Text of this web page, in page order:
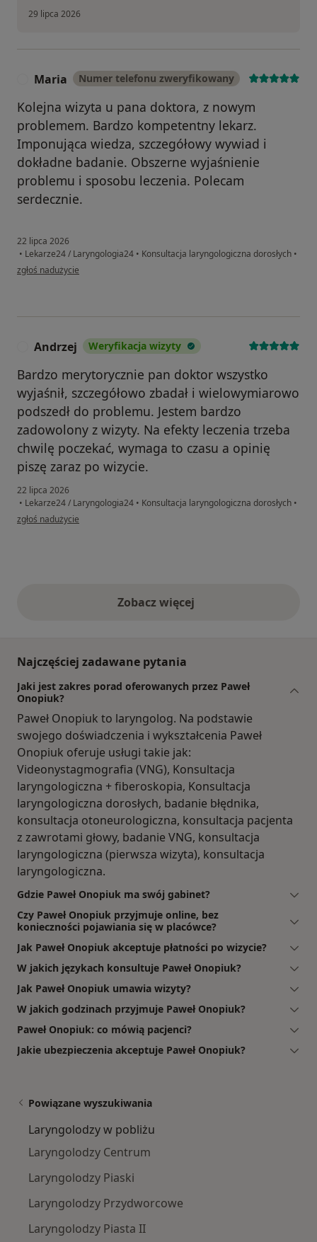
29 lipca 2026
Maria Numer telefonu zweryfikowany
Kolejna wizyta u pana doktora, z nowym
problemem. Bardzo kompetentny lekarz.
Imponująca wiedza, szczegółowy wywiad i
dokładne badanie. Obszerne wyjaśnienie
problemu i sposobu leczenia. Polecam
serdecznie.
22 lipca 2026
• Lekarze24 / Laryngologia24 • Konsultacja laryngologiczna dorosłych •
w opinii użytkownika Maria
zgłoś nadużycie
Andrzej Weryfikacja wizyty
Bardzo merytorycznie pan doktor wszystko
wyjaśnił, szczegółowo zbadał i wielowymiarowo
podszedł do problemu. Jestem bardzo
zadowolony z wizyty. Na efekty leczenia trzeba
chwilę poczekać, wymaga to czasu a opinię
piszę zaraz po wizycie.
22 lipca 2026
• Lekarze24 / Laryngologia24 • Konsultacja laryngologiczna dorosłych •
w opinii użytkownika Andrzej
zgłoś nadużycie
Zobacz więcejopinie powyżej
Najczęściej zadawane pytania
Jaki jest zakres porad oferowanych przez Paweł
Onopiuk?
Paweł Onopiuk to laryngolog. Na podstawie
swojego doświadczenia i wykształcenia Paweł
Onopiuk oferuje usługi takie jak:
Videonystagmografia (VNG), Konsultacja
laryngologiczna + fiberoskopia, Konsultacja
laryngologiczna dorosłych, badanie błędnika,
konsultacja otoneurologiczna, konsultacja pacjenta
z zawrotami głowy, badanie VNG, konsultacja
laryngologiczna (pierwsza wizyta), konsultacja
laryngologiczna.
Gdzie Paweł Onopiuk ma swój gabinet?
Czy Paweł Onopiuk przyjmuje online, bez
konieczności pojawiania się w placówce?
Jak Paweł Onopiuk akceptuje płatności po wizycie?
W jakich językach konsultuje Paweł Onopiuk?
Jak Paweł Onopiuk umawia wizyty?
W jakich godzinach przyjmuje Paweł Onopiuk?
Paweł Onopiuk: co mówią pacjenci?
Jakie ubezpieczenia akceptuje Paweł Onopiuk?
Powiązane wyszukiwania
Laryngolodzy w pobliżu
Laryngolodzy Centrum
Laryngolodzy Piaski
Laryngolodzy Przydworcowe
Laryngolodzy Piasta II